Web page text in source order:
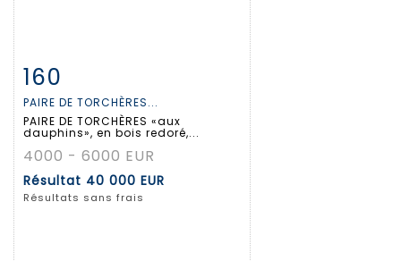
Fiche détaillée
160
PAIRE DE TORCHÈRES...
PAIRE DE TORCHÈRES «aux
dauphins», en bois redoré,...
4000 - 6000 EUR
Résultat 40 000 EUR
Résultats sans frais